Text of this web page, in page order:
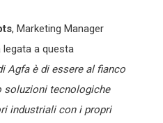
, Marketing Manager
legata a questa
Agfa è di essere al fianco
soluzioni tecnologiche
industriali con i propri